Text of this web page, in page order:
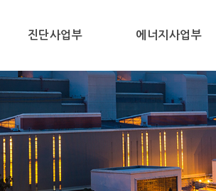
진단사업부 에너지사업부